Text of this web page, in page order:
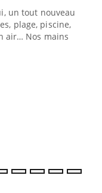
un tout nouveau
plage, piscine,
air… Nos mains